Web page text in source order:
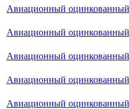
Авиационный оцинкованный
Авиационный оцинкованный
Авиационный оцинкованный
Авиационный оцинкованный
Авиационный оцинкованный